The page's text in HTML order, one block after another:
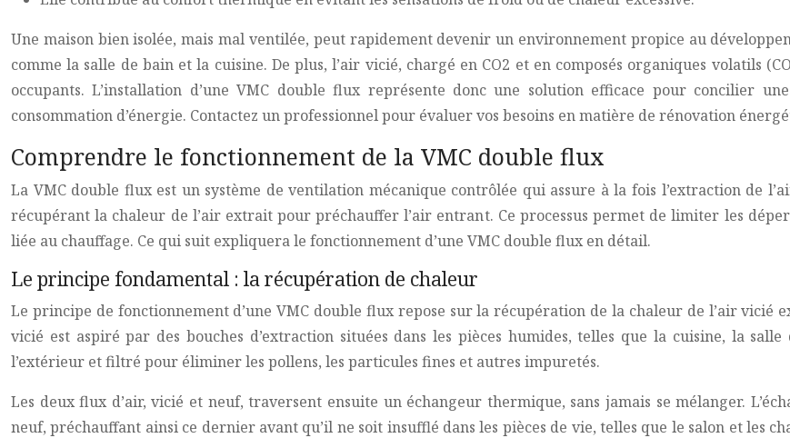
Une maison bien isolée, mais mal ventilée, peut rapidement devenir un environnement propice au
comme la salle de bain et la cuisine. De plus, l’air vicié, chargé en CO2 et en composés organiques volatils
occupants. L’installation d’une VMC double flux représente donc une solution efficace pour concilier
consommation d’énergie. Contactez un professionnel pour évaluer vos besoins en matière de rénovation
Comprendre le fonctionnement de la VMC double flux
La VMC double flux est un système de ventilation mécanique contrôlée qui assure à la fois l’extraction de
récupérant la chaleur de l’air extrait pour préchauffer l’air entrant. Ce processus permet de limiter les
liée au chauffage. Ce qui suit expliquera le fonctionnement d’une VMC double flux en détail.
Le principe fondamental : la récupération de chaleur
Le principe de fonctionnement d’une VMC double flux repose sur la récupération de la chaleur de l’air
vicié est aspiré par des bouches d’extraction situées dans les pièces humides, telles que la cuisine, la
l’extérieur et filtré pour éliminer les pollens, les particules fines et autres impuretés.
Les deux flux d’air, vicié et neuf, traversent ensuite un échangeur thermique, sans jamais se mélanger.
neuf, préchauffant ainsi ce dernier avant qu’il ne soit insufflé dans les pièces de vie, telles que le salon et les